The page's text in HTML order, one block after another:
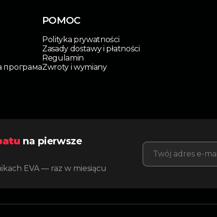
програма
POMOC
Polityka prywatności
Zasady dostawy i płatności
Regulamin
Zwroty i wymiany
na pierwsze
EVA — raz w miesiącu